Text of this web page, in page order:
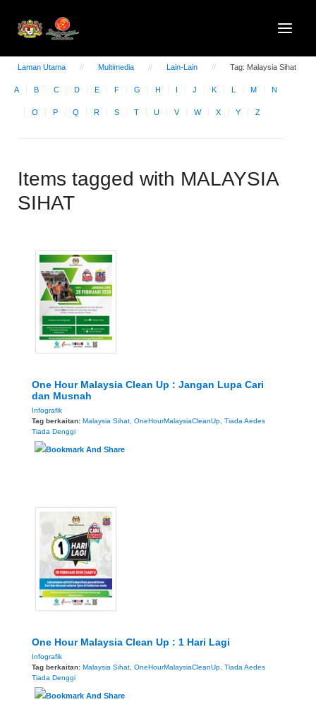
Laman Utama Multimedia Lain-Lain Tag: Malaysia Sihat
A B C D E F G H I J K L M N
O P Q R S T U V W X Y Z
Items tagged with MALAYSIA
SIHAT
One Hour Malaysia Clean Up : Jangan Lupa Cari
dan Musnah
Infografik
Tag berkaitan: Malaysia Sihat, OneHourMalaysiaCleanUp, Tiada Aedes
Tiada Denggi
One Hour Malaysia Clean Up : 1 Hari Lagi
Infografik
Tag berkaitan: Malaysia Sihat OneHourMalaysiaCleanUp Tiada Aedes
Tiada Denggi